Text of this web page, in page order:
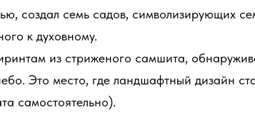
создал семь садов, символизирующих
к духовному.
из стриженого самшита,
Это место, где ландшафтный дизайн
самостоятельно).